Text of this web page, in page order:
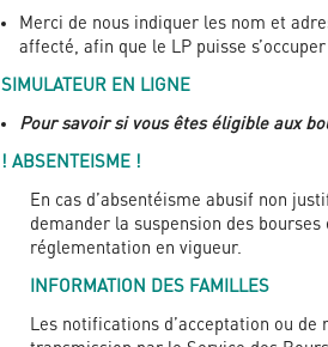
Merci de nous indiquer les nom et
affecté, afin que le LP puisse
SIMULATEUR EN LIGNE
Pour savoir si vous êtes éligible aux
! ABSENTEISME !
En cas d’absentéisme abusif non
demander la suspension des
réglementation en vigueur.
INFORMATION DES FAMILLES
Les notifications d’acceptation ou